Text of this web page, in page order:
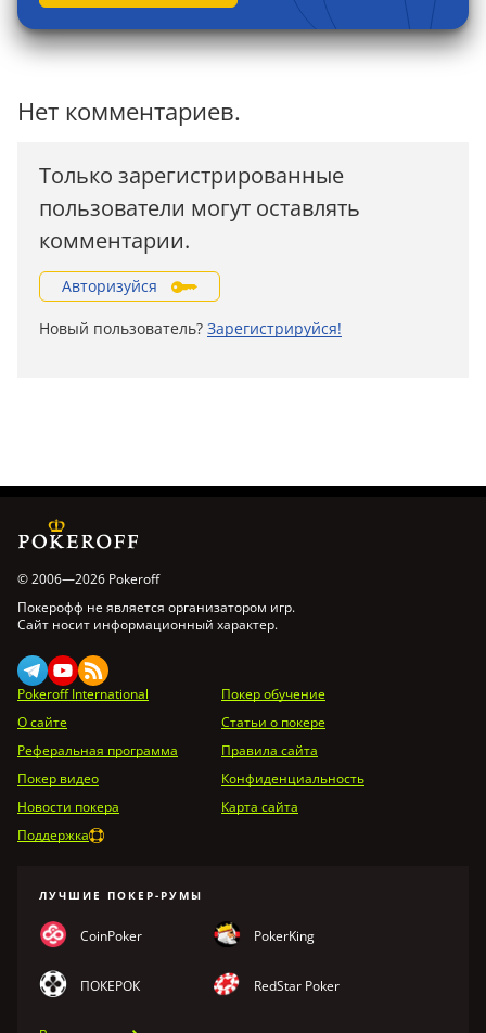
Нет комментариев.
Только зарегистрированные
пользователи могут оставлять
комментарии.
Авторизуйся
Новый пользователь? Зарегистрируйся!
© 2006—2026 Pokeroff
Покерофф не является организатором игр.
Сайт носит информационный характер.
Pokeroff International
Покер обучение
О сайте
Статьи о покере
Реферальная программа
Правила сайта
Покер видео
Конфиденциальность
Новости покера
Карта сайта
Поддержка
ЛУЧШИЕ ПОКЕР-РУМЫ
CoinPoker PokerKing
ПОКЕРОК RedStar Poker